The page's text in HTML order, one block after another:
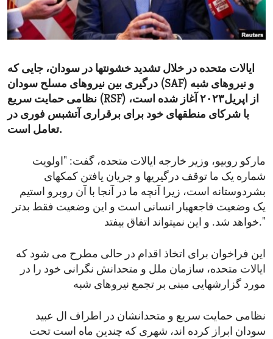
ENVIRONMENT AND HEALTH
IDEALS AND INSTITUTIONS
ایالات متحده در خلال تشدید خشونتها در سودان، جایی که
درگیری بین نیروهای مسلح سودان (SAF) و نیروهای شبه
نظامی حمایت سریع (RSF) از اپریل۲۰۲۳ آغاز شده است،
با شرکای منطقهای خود برای برقراری آتشبس فوری در
تعامل است.
مارکو روبیو، وزیر خارجه ایالات متحده، گفت: "اولویت
شماره یک ما توقف درگیریها و جریان یافتن کمکهای
بشردوستانه است، زیرا آنچه ما در آنجا با آن روبرو استیم
یک وضعیت فاجعهبار انسانی است و این وضعیت فقط بدتر
خواهد شد. و این نمیتواند اتفاق بیفتد."
این فراخوان برای اتخاذ اقدام در حالی مطرح می شود که
ایالات متحده، سازمان ملل و متحدانش نگرانی خود را در
مورد گزارشهایی مبنی بر تجمع نیروهای شبه
نظامی حمایت سریع و متحدانشان در اطراف ال عبید
سودان ابراز کرده اند، شهری که چندین ماه است تحت